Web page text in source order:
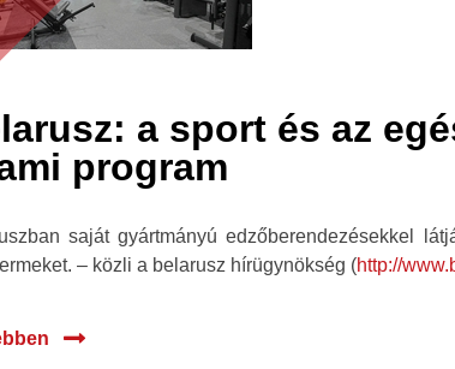
a sport és az
program
saját gyártmányú edzőberendezésekkel
– közli a belarusz hírügynökség (http://